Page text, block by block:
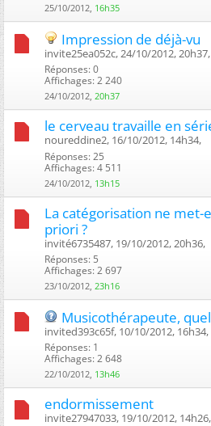
25/10/2012, 16h35
Impression de déjà-vu
invite25ea052c, 24/10/2012, 20h37, ‎
Réponses: 0
Affichages: 2 240
24/10/2012, 20h37
le cerveau travaille en
noureddine2, 16/10/2012, 14h34, ‎
Réponses: 25
Affichages: 4 511
24/10/2012, 13h15
La catégorisation ne met-
priori ?
invité6735487, 19/10/2012, 20h36, ‎
Réponses: 5
Affichages: 2 697
23/10/2012, 23h16
Musicothérapeute,
invited393c65f, 10/10/2012, 16h34, ‎
Réponses: 1
Affichages: 2 648
22/10/2012, 13h46
endormissement
invite27947033, 19/10/2012, 14h26, ‎